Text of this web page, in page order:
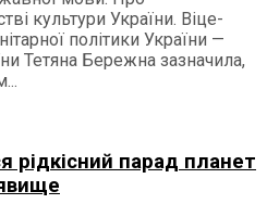
культури України. Віце-
політики України —
Тетяна Бережна зазначила,
рідкісний парад планет